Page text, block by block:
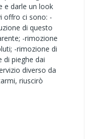
e darle un look
offro ci sono: -
di questo
-rimozione
-rimozione di
di pieghe dai
diverso da
riuscirò